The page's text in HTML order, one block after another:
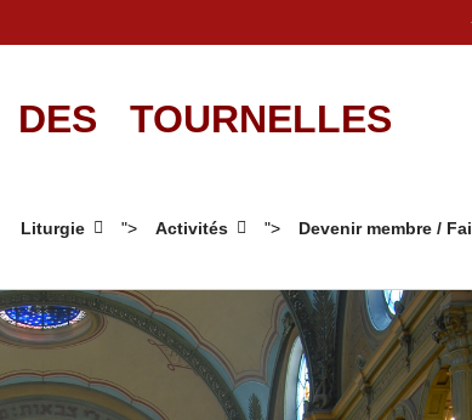
DES TOURNELLES
Liturgie "> Activités "> Devenir membre /